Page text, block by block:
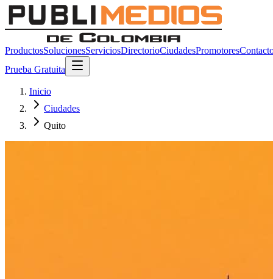
ProductosSolucionesServiciosDirectorioCiudadesPromotores
Prueba Gratuita
Inicio
Ciudades
Quito